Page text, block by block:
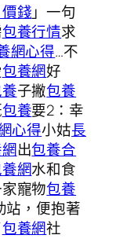
錢」一句
包養行情求
網心得…不
包養網好
子撇包養
包養要2：幸
心得小姑長
出包養合
網水和食
寵物包養
站，便抱著
包養網社